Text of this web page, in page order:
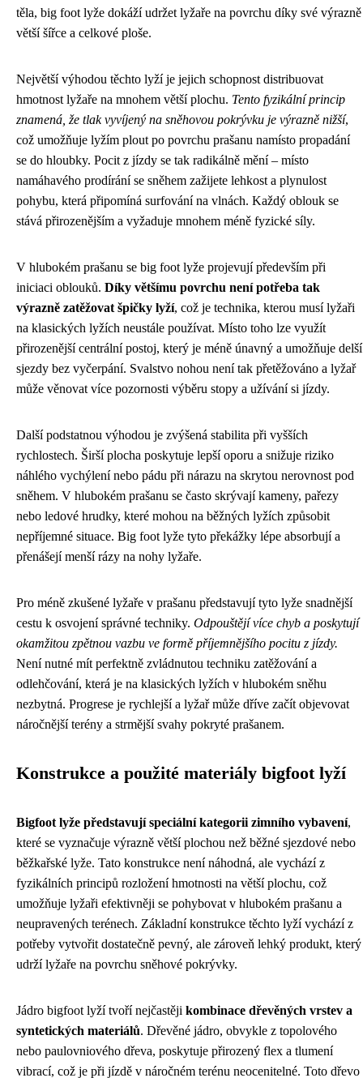
těla, big foot lyže dokáží udržet lyžaře na povrchu díky své výrazně
větší šířce a celkové ploše.
Největší výhodou těchto lyží je jejich schopnost distribuovat
hmotnost lyžaře na mnohem větší plochu. Tento fyzikální princip
znamená, že tlak vyvíjený na sněhovou pokrývku je výrazně nižší,
což umožňuje lyžím plout po povrchu prašanu namísto propadání
se do hloubky. Pocit z jízdy se tak radikálně mění – místo
namáhavého prodírání se sněhem zažijete lehkost a plynulost
pohybu, která připomíná surfování na vlnách. Každý oblouk se
stává přirozenějším a vyžaduje mnohem méně fyzické síly.
V hlubokém prašanu se big foot lyže projevují především při
iniciaci oblouků. Díky většímu povrchu není potřeba tak
výrazně zatěžovat špičky lyží, což je technika, kterou musí lyžaři
na klasických lyžích neustále používat. Místo toho lze využít
přirozenější centrální postoj, který je méně únavný a umožňuje delší
sjezdy bez vyčerpání. Svalstvo nohou není tak přetěžováno a lyžař
může věnovat více pozornosti výběru stopy a užívání si jízdy.
Další podstatnou výhodou je zvýšená stabilita při vyšších
rychlostech. Širší plocha poskytuje lepší oporu a snižuje riziko
náhlého vychýlení nebo pádu při nárazu na skrytou nerovnost pod
sněhem. V hlubokém prašanu se často skrývají kameny, pařezy
nebo ledové hrudky, které mohou na běžných lyžích způsobit
nepříjemné situace. Big foot lyže tyto překážky lépe absorbují a
přenášejí menší rázy na nohy lyžaře.
Pro méně zkušené lyžaře v prašanu představují tyto lyže snadnější
cestu k osvojení správné techniky. Odpouštějí více chyb a poskytují
okamžitou zpětnou vazbu ve formě příjemnějšího pocitu z jízdy.
Není nutné mít perfektně zvládnutou techniku zatěžování a
odlehčování, která je na klasických lyžích v hlubokém sněhu
nezbytná. Progrese je rychlejší a lyžař může dříve začít objevovat
náročnější terény a strmější svahy pokryté prašanem.
Konstrukce a použité materiály bigfoot lyží
Bigfoot lyže představují speciální kategorii zimního vybavení,
které se vyznačuje výrazně větší plochou než běžné sjezdové nebo
běžkařské lyže. Tato konstrukce není náhodná, ale vychází z
fyzikálních principů rozložení hmotnosti na větší plochu, což
umožňuje lyžaři efektivněji se pohybovat v hlubokém prašanu a
neupravených terénech. Základní konstrukce těchto lyží vychází z
potřeby vytvořit dostatečně pevný, ale zároveň lehký produkt, který
udrží lyžaře na povrchu sněhové pokrývky.
Jádro bigfoot lyží tvoří nejčastěji kombinace dřevěných vrstev a
syntetických materiálů. Dřevěné jádro, obvykle z topolového
nebo paulovniového dřeva, poskytuje přirozený flex a tlumení
vibrací, což je při jízdě v náročném terénu neocenitelné. Toto dřevo